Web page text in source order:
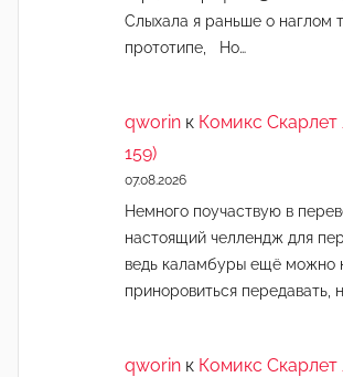
Слыхала я раньше о наглом
прототипе, Но…
qworin к Комикс Скарлет
159)
07.08.2026
Немного поучаствую в
настоящий челлендж для
ведь каламбуры ещё можно
приноровиться передавать,
qworin к Комикс Скарлет